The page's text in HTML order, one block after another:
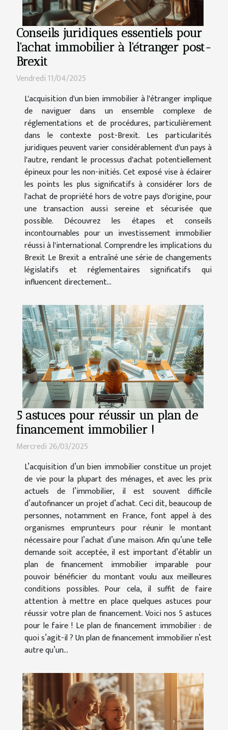
Conseils juridiques essentiels pour
l'achat immobilier à l'étranger post-
Brexit
Vendredi 11/04/2025
L'acquisition d'un bien immobilier à l'étranger implique
de naviguer dans un ensemble complexe de
réglementations et de procédures, particulièrement
dans le contexte post-Brexit. Les particularités
juridiques peuvent varier considérablement d'un pays à
l'autre, rendant le processus d'achat potentiellement
épineux pour les non-initiés. Cet exposé vise à éclairer
les points les plus significatifs à considérer lors de
l'achat de propriété hors de votre pays d'origine, pour
une transaction aussi sereine et sécurisée que
possible. Découvrez les étapes et conseils
incontournables pour un investissement immobilier
réussi à l'international. Comprendre les implications du
Brexit Le Brexit a entraîné une série de changements
législatifs et réglementaires significatifs qui
influencent directement...
5 astuces pour réussir un plan de
financement immobilier !
Mercredi 26/03/2025
L’acquisition d’un bien immobilier constitue un projet
de vie pour la plupart des ménages, et avec les prix
actuels de l’immobilier, il est souvent difficile
d’autofinancer un projet d’achat. Ceci dit, beaucoup de
personnes, notamment en France, font appel à des
organismes emprunteurs pour réunir le montant
nécessaire pour l’achat d’une maison. Afin qu’une telle
demande soit acceptée, il est important d’établir un
plan de financement immobilier imparable pour
pouvoir bénéficier du montant voulu aux meilleures
conditions possibles. Pour cela, il suffit de faire
attention à mettre en place quelques astuces pour
réussir votre plan de financement. Voici nos 5 astuces
pour le faire ! Le plan de financement immobilier : de
quoi s’agit-il ? Un plan de financement immobilier n’est
autre qu’un...